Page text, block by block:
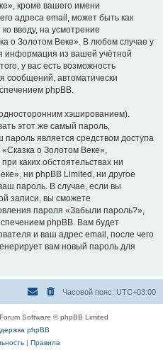
кроме вашего имени
адреса email, может быть как
вводу, на усмотрение
о Золотом Веке». В любом случае у
информация из вашей учётной
у вас есть возможность
сообщений, автоматически
phpBB.
хэшированием).
этот же самый пароль,
пароль является средством доступа
о Золотом Веке»,
каких обстоятельствах ни
ни phpBB Limited, ни другое
пароль. В случае, если вы
записи, вы сможете
пароля «Забыли пароль?»,
phpBB. Вам будет
и ваш адрес email, после чего
вам новый пароль для
Часовой пояс: UTC+03:00
Software © phpBB Limited
phpBB
| Правила